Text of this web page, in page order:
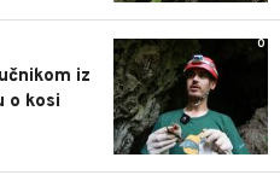
0
iz
o kosi